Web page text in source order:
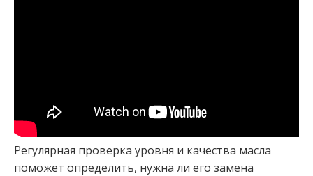
Регулярная проверка уровня и качества масла
поможет определить, нужна ли его замена